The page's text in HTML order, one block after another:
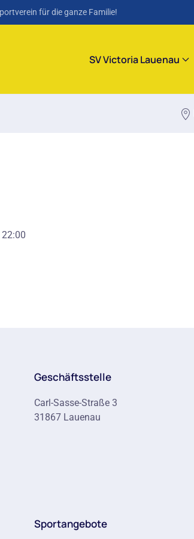
für die ganze Familie!
SV Victoria Lauenau
Geschäftsstelle
Carl-Sasse-Straße 3
31867 Lauenau
Sportangebote